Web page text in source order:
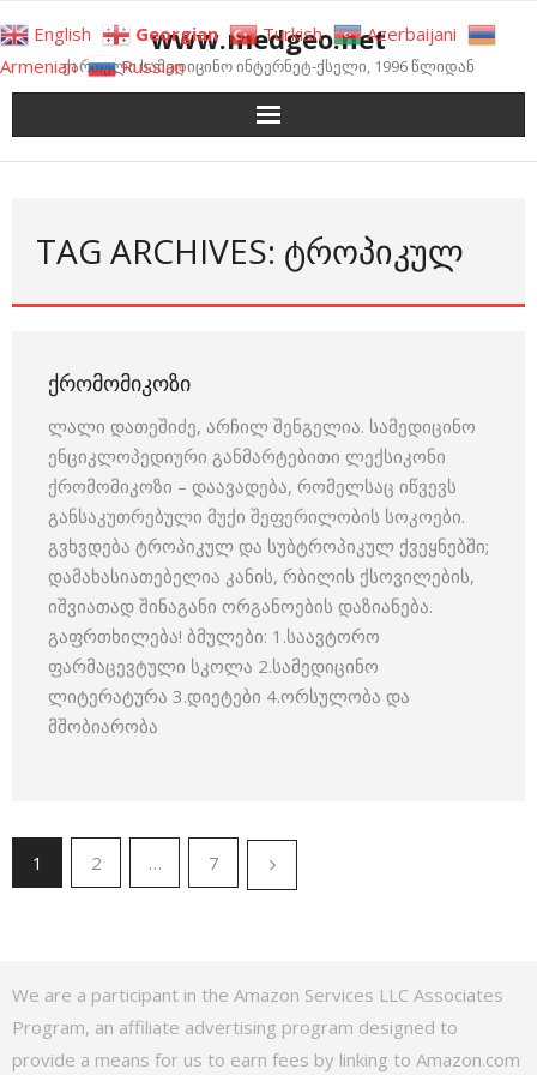
to
content
www.medgeo.net
ქართული სამედიცინო ინტერნეტ-ქსელი, 1996 წლიდან
TAG ARCHIVES: ᲢᲠᲝᲞᲘᲙᲣᲚ
ᲥᲠᲝᲛᲝᲛᲘᲙᲝᲖᲘ
ლალი დათეშიძე, არჩილ შენგელია. სამედიცინო
ენციკლოპედიური განმარტებითი ლექსიკონი
ქრომომიკოზი – დაავადება, რომელსაც იწვევს
განსაკუთრებული მუქი შეფერილობის სოკოები.
გვხვდება ტროპიკულ და სუბტროპიკულ ქვეყნებში;
დამახასიათებელია კანის, რბილის ქსოვილების,
იშვიათად შინაგანი ორგანოების დაზიანება.
გაფრთხილება! ბმულები: 1.საავტორო
ფარმაცევტული სკოლა 2.სამედიცინო
ლიტერატურა 3.დიეტები 4.ორსულობა და
მშობიარობა
1 2 … 7
We are a participant in the Amazon Services LLC Associates
Program, an affiliate advertising program designed to
provide a means for us to earn fees by linking to Amazon.com
English Georgian Turkish
Azerbaijani
Armenian
Russian